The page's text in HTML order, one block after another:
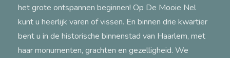
het grote ontspannen beginnen! Op De Mooie Nel
kunt u heerlijk varen of vissen. En binnen drie kwartier
bent u in de historische binnenstad van Haarlem, met
haar monumenten, grachten en gezelligheid. We